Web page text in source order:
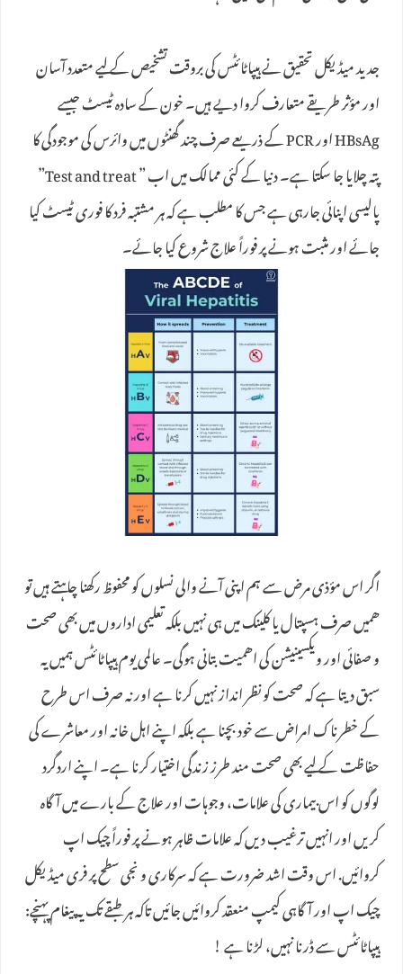
جدید میڈیکل تحقیق نے ہیپاٹائٹس کی بروقت تشخیص کے لیے متعدد آسان
اور مؤثر طریقے متعارف کروا دیے ہیں۔ خون کے سادہ ٹیسٹ جیسے
HBsAg اور PCR کے ذریعے صرف چند گھنٹوں میں وائرس کی موجودگی کا
پتہ چلایا جا سکتا ہے۔ دنیا کے کئی ممالک میں اب ” Test and treat”
پالیسی اپنائی جارہی ہے جس کا مطلب ہے کہ ہر مشتبہ فرد کا فوری ٹیسٹ کیا
جائے اور مثبت ہونے پر فوراً علاج شروع کیا جائے۔
اگر اس مؤذی مرض سے ہم اپنی آنے والی نسلوں کو محفوظ رکھنا چاہتے ہیں تو
ھمیں صرف ہسپتال یا کلینک میں ہی نہیں بلکہ تعلیمی اداروں میں بھی صحت
و صفائی اور ویکسینیشن کی اھمیت بتانی ہوگی۔ عالمی یوم ہیپاٹائٹس ہمیں یہ
سبق دیتا ہے کہ صحت کو نظر انداز نہیں کرنا ہے اور نہ صرف اس طرح
کے خطرناک امراض سے خود بچنا ہے بلکہ اپنے اہل خانہ اور معاشرے کی
حفاظت کے لیے بھی صحت مند طرز زندگی اختیار کرنا ہے۔ اپنے اردگرد
لوگوں کو اس بیماری کی علامات، وجوہات اور علاج کے بارے میں آگاہ
کریں اور انہیں ترغیب دیں کہ علامات ظاہر ہونے پر فوراً چیک اپ
کروائیں. اس وقت اشد ضرورت ہے کہ سرکاری و نجی سطح پر فری میڈیکل
چیک اپ اور آگاہی کیمپ منعقد کروائیں جائیں تاکہ ہر طبقے تک یہ پیغام پہنچے:
ہیپاٹائٹس سے ڈرنا نہیں، لڑنا ہے !